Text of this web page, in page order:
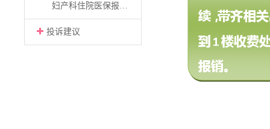
妇产科住院医保报销流程
投诉建议